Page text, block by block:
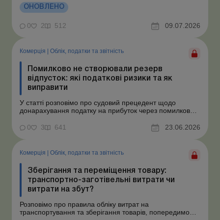
місяця. Підприємство орендує у фізособи автомобіль з
15.07.2026. Згідно з умовами договору орендна плата
становить 4 000 грн на місяць. Виникла...
ОНОВЛЕНО
0 2 512 09.07.2026
Комерція Облік, податки та звiтнiсть
Помилково не створювали резерв
відпусток: які податкові ризики та як
виправити
У статті розповімо про судовий прецедент щодо
донарахування податку на прибуток через помилково
надамо рекомендації, як мінімізувати податкові ризики.
Проблемні витрати: податкові ризики та судова
практика Розуміємо ваші хвилювання через помилкове
неств...
0 3 641 23.06.2026
Комерція Облік, податки та звiтнiсть
Зберігання та переміщення товару:
транспортно-заготівельні витрати чи
витрати на збут?
Розповімо про правила обліку витрат на
транспортування та зберігання товарів, попередимо